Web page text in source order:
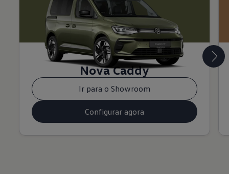
Nova Caddy
Ir para o Showroom
Configurar agora